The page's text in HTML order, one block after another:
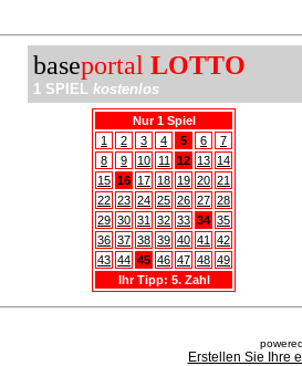
baseportal LOTTO
1 SPIEL kostenlos
Nur 1 Spiel
1
2 3 4 5 6
7
8
9 10 11 12 13 14
15 16 17 18 19 20 21
22 23 24 25 26 27 28
29 30 31 32 33 34 35
36 37 38 39 40 41
42
43 44 45 46 47 48 49
Ihr Tipp: 5. Zahl
Erstellen Sie Ihre